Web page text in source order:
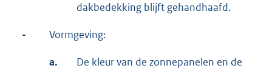
dakbedekking blijft gehandhaafd.
- Vormgeving:
a.
De kleur van de zonnepanelen en de